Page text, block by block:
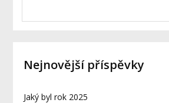
Nejnovější příspěvky
Jaký byl rok 2025